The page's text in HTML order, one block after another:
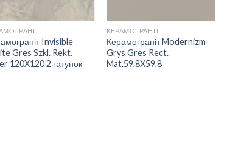
Invisible
Gres Szkl. Rekt.
120X120 2 гатунок
КЕРАМОГРАНІТ
Керамограніт Modernizm
Grys Gres Rect.
Mat.59,8X59,8